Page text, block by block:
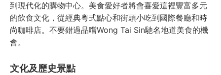
到現代化的購物中心。美食愛好者將會喜愛這裡豐富多元
的飲食文化，從經典粵式點心和街頭小吃到國際餐廳和時
尚咖啡店。不要錯過品嚐Wong Tai Sin馳名地道美食的機
會。
文化及歷史景點